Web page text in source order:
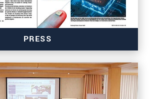
PRESS